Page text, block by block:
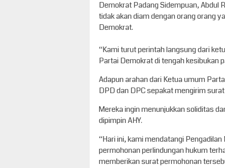
Demokrat Padang Sidempuan, Abdul
tidak akan diam dengan orang orang
Demokrat.
“Kami turut perintah langsung dari
Partai Demokrat di tengah kesibukan
Adapun arahan dari Ketua umum
DPD dan DPC sepakat mengirim
Mereka ingin menunjukkan soliditas
dipimpin AHY.
“Hari ini, kami mendatangi
permohonan perlindungan hukum
memberikan surat permohonan